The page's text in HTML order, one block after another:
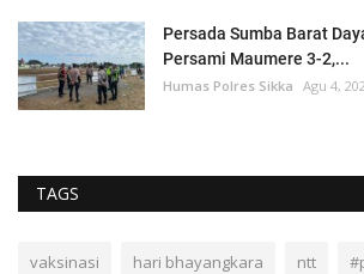
Persada Sumba Barat
Persami Maumere 3-2,...
Humas Polres Sikka Agu 4,
TAGS
vaksinasi hari bhayangkara ntt